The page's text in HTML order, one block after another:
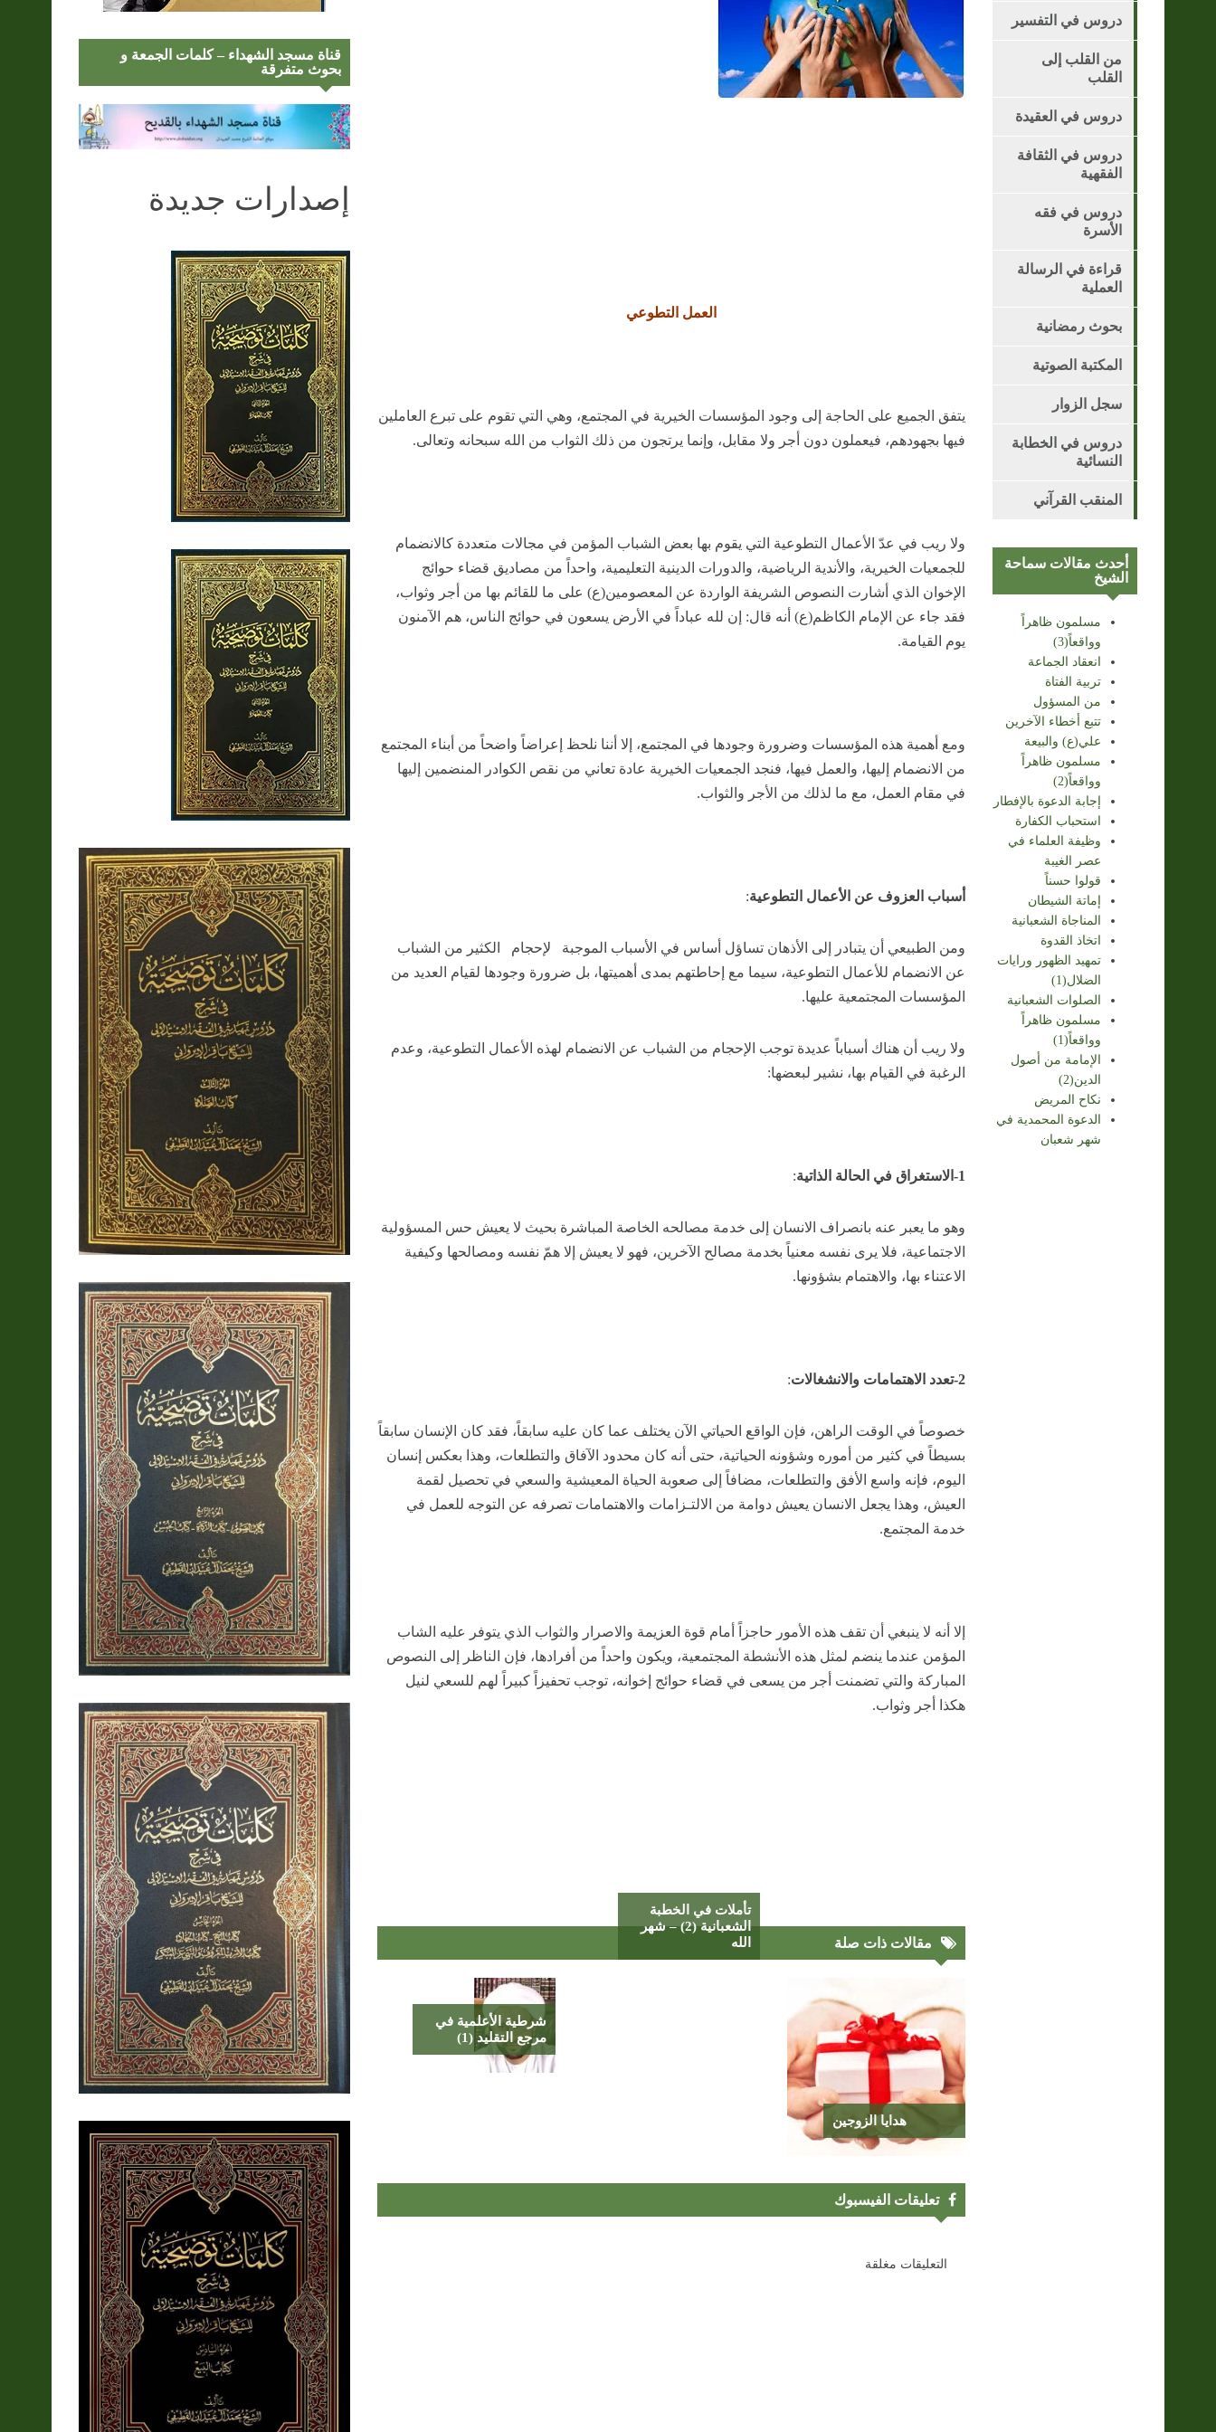
دروس في التفسير
من القلب إلى
القلب
دروس في العقيدة
دروس في الثقافة
الفقهية
دروس في فقه
الأسرة
قراءة في الرسالة
العملية
بحوث رمضانية
المكتبة الصوتية
سجل الزوار
دروس في الخطابة
النسائية
المنقب القرآني
أحدث مقالات سماحة
الشيخ
مسلمون ظاهراً
وواقعاً(3)
انعقاد الجماعة
تربية الفتاة
من المسؤول
تتبع أخطاء الآخرين
علي(ع) والبيعة
مسلمون ظاهراً
وواقعاً(2)
إجابة الدعوة بالإفطار
استحباب الكفارة
وظيفة العلماء في
عصر الغيبة
قولوا حسناً
إماتة الشيطان
المناجاة الشعبانية
اتخاذ القدوة
تمهيد الظهور ورايات
الضلال(1)
الصلوات الشعبانية
مسلمون ظاهراً
وواقعاً(1)
الإمامة من أصول
الدين(2)
نكاح المريض
الدعوة المحمدية في
شهر شعبان
العمل التطوعي
يتفق الجميع على الحاجة إلى وجود المؤسسات الخيرية في المجتمع، وهي التي تقوم على تبرع العاملين
فيها بجهودهم، فيعملون دون أجر ولا مقابل، وإنما يرتجون من ذلك الثواب من الله سبحانه وتعالى.
ولا ريب في عدّ الأعمال التطوعية التي يقوم بها بعض الشباب المؤمن في مجالات متعددة كالانضمام
للجمعيات الخيرية، والأندية الرياضية، والدورات الدينية التعليمية، واحداً من مصاديق قضاء حوائج
الإخوان الذي أشارت النصوص الشريفة الواردة عن المعصومين(ع) على ما للقائم بها من أجر وثواب،
فقد جاء عن الإمام الكاظم(ع) أنه قال: إن لله عباداً في الأرض يسعون في حوائج الناس، هم الآمنون
يوم القيامة.
ومع أهمية هذه المؤسسات وضرورة وجودها في المجتمع، إلا أننا نلحظ إعراضاً واضحاً من أبناء المجتمع
من الانضمام إليها، والعمل فيها، فنجد الجمعيات الخيرية عادة تعاني من نقص الكوادر المنضمين إليها
في مقام العمل، مع ما لذلك من الأجر والثواب.
أسباب العزوف عن الأعمال التطوعية:
ومن الطبيعي أن يتبادر إلى الأذهان تساؤل أساس في الأسباب الموجبة لإحجام الكثير من الشباب
عن الانضمام للأعمال التطوعية، سيما مع إحاطتهم بمدى أهميتها، بل ضرورة وجودها لقيام العديد من
المؤسسات المجتمعية عليها.
ولا ريب أن هناك أسباباً عديدة توجب الإحجام من الشباب عن الانضمام لهذه الأعمال التطوعية، وعدم
الرغبة في القيام بها، نشير لبعضها:
1-الاستغراق في الحالة الذاتية :
وهو ما يعبر عنه بانصراف الانسان إلى خدمة مصالحه الخاصة المباشرة بحيث لا يعيش حس المسؤولية
الاجتماعية، فلا يرى نفسه معنياً بخدمة مصالح الآخرين، فهو لا يعيش إلا همّ نفسه ومصالحها وكيفية
الاعتناء بها، والاهتمام بشؤونها.
2-تعدد الاهتمامات والانشغالات :
خصوصاً في الوقت الراهن، فإن الواقع الحياتي الآن يختلف عما كان عليه سابقاً، فقد كان الإنسان سابقاً
بسيطاً في كثير من أموره وشؤونه الحياتية، حتى أنه كان محدود الآفاق والتطلعات، وهذا بعكس إنسان
اليوم، فإنه واسع الأفق والتطلعات، مضافاً إلى صعوبة الحياة المعيشية والسعي في تحصيل لقمة
العيش، وهذا يجعل الانسان يعيش دوامة من الالتـزامات والاهتمامات تصرفه عن التوجه للعمل في
خدمة المجتمع.
إلا أنه لا ينبغي أن تقف هذه الأمور حاجزاً أمام قوة العزيمة والاصرار والثواب الذي يتوفر عليه الشاب
المؤمن عندما ينضم لمثل هذه الأنشطة المجتمعية، ويكون واحداً من أفرادها، فإن الناظر إلى النصوص
المباركة والتي تضمنت أجر من يسعى في قضاء حوائج إخوانه، توجب تحفيزاً كبيراً لهم للسعي لنيل
هكذا أجر وثواب.
مقالات ذات صلة
هدايا الزوجين
تأملات في الخطبة
الشعبانية (2) – شهر
الله
شرطية الأعلمية في
مرجع التقليد (1)
تعليقات الفيسبوك
التعليقات مغلقة
قناة مسجد الشهداء – كلمات الجمعة و
بحوث متفرقة
إصدارات جديدة